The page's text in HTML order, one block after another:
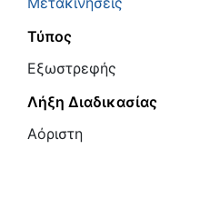
Τύπος
Εξωστρεφής
Λήξη Διαδικασίας
Αόριστη